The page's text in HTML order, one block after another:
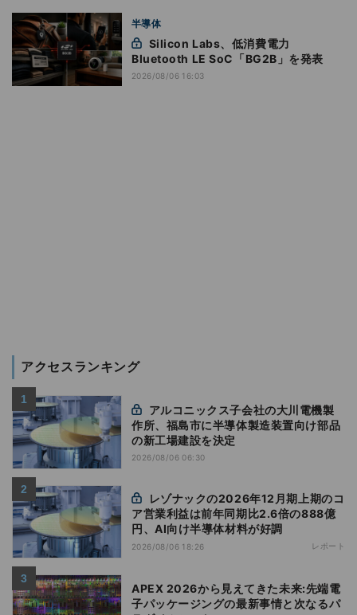
半導体
Bluetooth LE SoC「BG2B」を発表
2026/08/06 16:03
アクセスランキング
作所、福島市に半導体製造装置向け部品
の新工場建設を決定
2026/08/06 06:30
ア営業利益は前年同期比2.6倍の888億
円、AI向け半導体材料が好調
2026/08/06 18:26 レポート
APEX 2026から見えてきた未来:先端電
子パッケージングの最新事情と次なるパ